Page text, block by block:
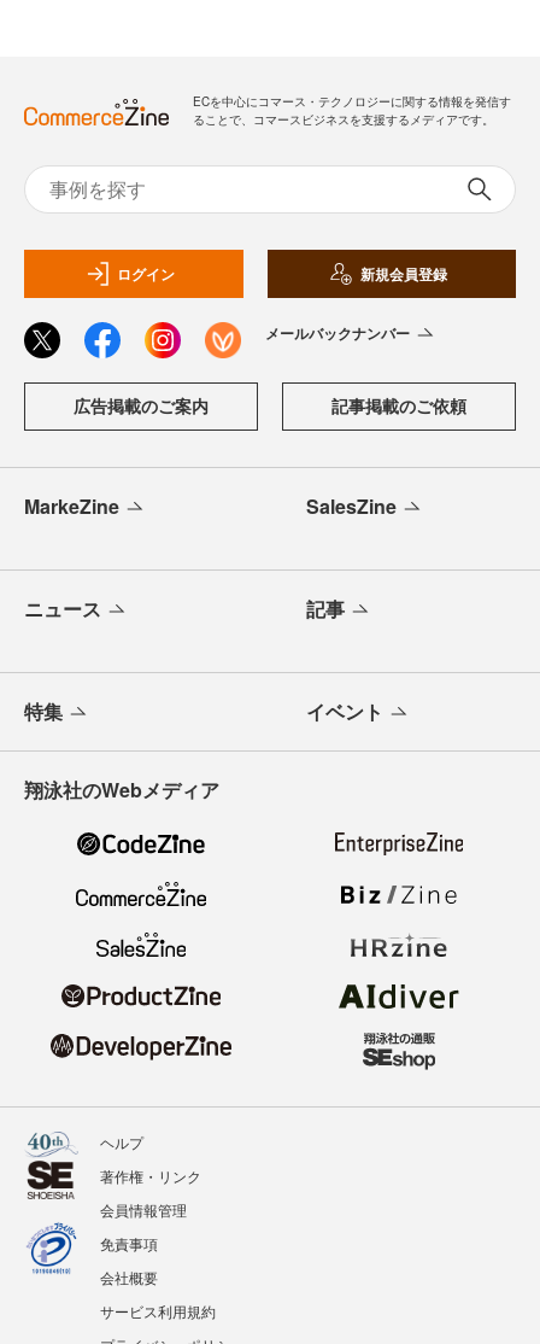
ECを中心にコマース・テクノロジーに関する情報を発信す
ることで、コマースビジネスを支援するメディアです。
ログイン 新規会員登録
メールバックナンバー
広告掲載のご案内 記事掲載のご依頼
MarkeZine SalesZine
ニュース 記事
特集 イベント
翔泳社のWebメディア
ヘルプ
著作権・リンク
会員情報管理
免責事項
会社概要
サービス利用規約